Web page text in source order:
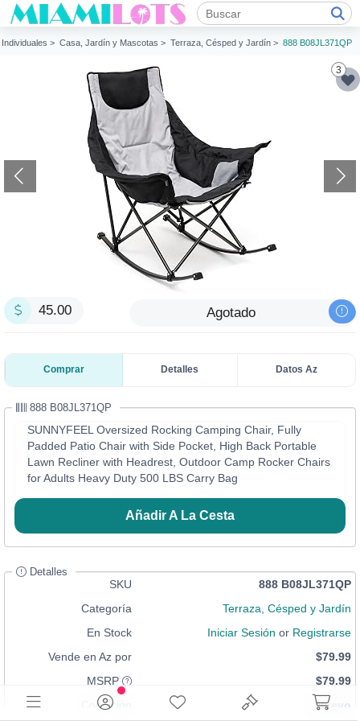
> Casa, Jardín y Mascotas > Terraza, Césped y Jardín > 888 B08JL371QP
3
45.00 Agotado
Comprar Detalles Datos Az
888 B08JL371QP
SUNNYFEEL Oversized Rocking Camping Chair, Fully
Padded Patio Chair with Side Pocket, High Back Portable
Lawn Recliner with Headrest, Outdoor Camp Rocker Chairs
for Adults Heavy Duty 500 LBS Carry Bag
Añadir A La Cesta
Detalles
SKU
888 B08JL371QP
Categoría
Terraza, Césped y Jardín
En Stock
Iniciar Sesión or Registrarse
Vende en Az por
$79.99
MSRP
$79.99
Condición
Nuevo